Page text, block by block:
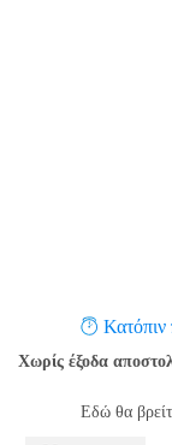
Κατόπιν
Χωρίς έξοδα
Εδώ θα